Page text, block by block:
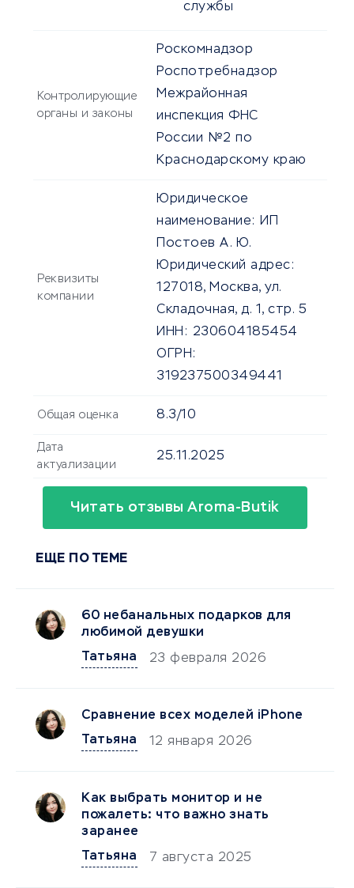
службы
Контролирующие
органы и законы
Роскомнадзор
Роспотребнадзор
Межрайонная
инспекция ФНС
России №2 по
Краснодарскому краю
Реквизиты
компании
Юридическое
наименование: ИП
Постоев А. Ю.
Юридический адрес:
127018, Москва, ул.
Складочная, д. 1, стр. 5
ИНН: 230604185454
ОГРН:
319237500349441
Общая оценка 8.3/10
Дата
актуализации
25.11.2025
Читать отзывы Aroma-Butik
ЕЩЕ ПО ТЕМЕ
60 небанальных подарков для
любимой девушки
Татьяна
23 февраля 2026
Сравнение всех моделей iPhone
Татьяна
12 января 2026
Как выбрать монитор и не
пожалеть: что важно знать
заранее
Татьяна
7 августа 2025